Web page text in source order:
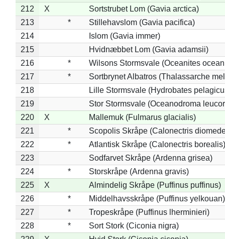
212
X
Sortstrubet Lom (Gavia arctica)
213
*
Stillehavslom (Gavia pacifica)
214
Islom (Gavia immer)
215
Hvidnæbbet Lom (Gavia adamsii)
216
*
Wilsons Stormsvale (Oceanites
217
*
Sortbrynet Albatros (Thalassarche
218
Lille Stormsvale (Hydrobates
219
Stor Stormsvale (Oceanodroma
220
X
Mallemuk (Fulmarus glacialis)
221
*
Scopolis Skråpe (Calonectris
222
*
Atlantisk Skråpe (Calonectris borealis)
223
Sodfarvet Skråpe (Ardenna grisea)
224
*
Storskråpe (Ardenna gravis)
225
X
Almindelig Skråpe (Puffinus puffinus)
226
*
Middelhavsskråpe (Puffinus yelkouan)
227
*
Tropeskråpe (Puffinus lherminieri)
228
*
Sort Stork (Ciconia nigra)